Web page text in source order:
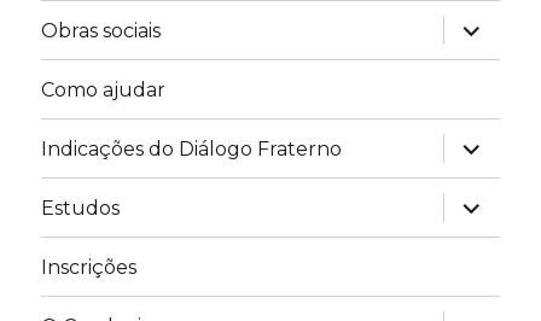
Obras sociais
expandir
Como ajudar
Indicações do Diálogo Fraterno
expandir
Estudos
expandir
Inscrições